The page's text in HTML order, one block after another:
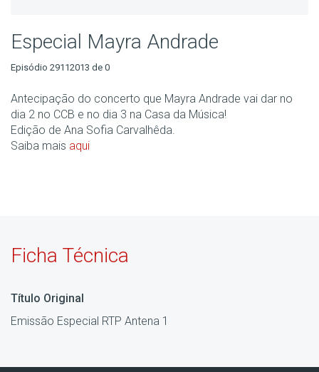
Especial Mayra Andrade
Episódio 29112013 de 0
Antecipação do concerto que Mayra Andrade vai dar no
dia 2 no CCB e no dia 3 na Casa da Música!
Edição de Ana Sofia Carvalhêda.
Saiba mais aqui
Ficha Técnica
Título Original
Emissão Especial RTP Antena 1